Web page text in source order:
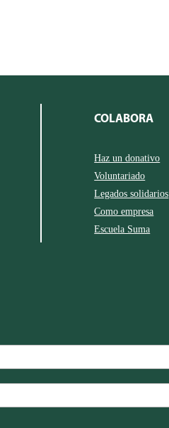
COLABORA
Haz un donativo
Voluntariado
Legados solidarios
Como empresa
Escuela Suma